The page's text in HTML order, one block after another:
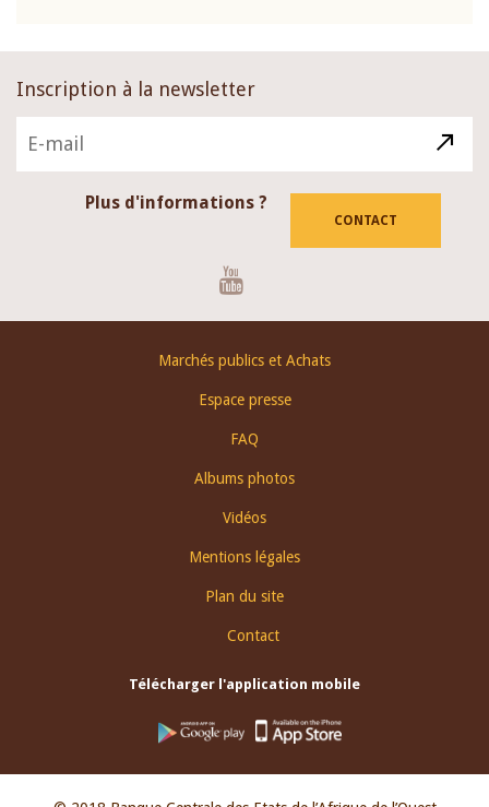
Inscription à la newsletter
Plus d'informations ?
CONTACT
Marchés publics et Achats
Espace presse
FAQ
Albums photos
Vidéos
Mentions légales
Plan du site
Contact
Télécharger l'application mobile